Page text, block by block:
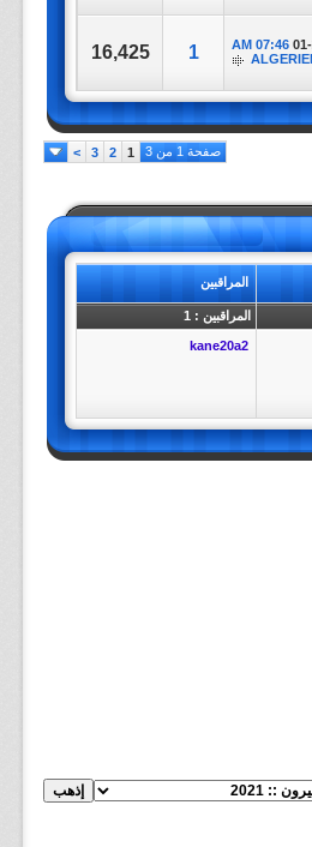
07:46 AM
1
16,425
صفحة 1 من 3 1
2
3
>
المراقبين
المراقبين : 1
kane20a2